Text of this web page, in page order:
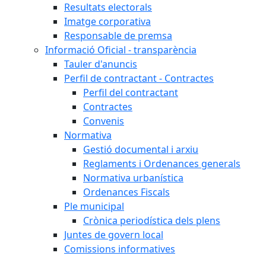
Resultats electorals
Imatge corporativa
Responsable de premsa
Informació Oficial - transparència
Tauler d'anuncis
Perfil de contractant - Contractes
Perfil del contractant
Contractes
Convenis
Normativa
Gestió documental i arxiu
Reglaments i Ordenances generals
Normativa urbanística
Ordenances Fiscals
Ple municipal
Crònica periodística dels plens
Juntes de govern local
Comissions informatives